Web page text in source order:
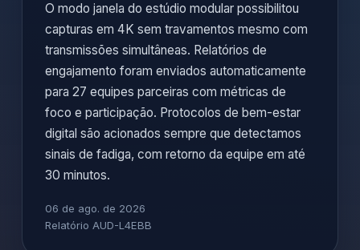
O modo janela do estúdio modular possibilitou
capturas em 4K sem travamentos mesmo com
transmissões simultâneas. Relatórios de
engajamento foram enviados automaticamente
para 27 equipes parceiras com métricas de
foco e participação. Protocolos de bem-estar
digital são acionados sempre que detectamos
sinais de fadiga, com retorno da equipe em até
30 minutos.
06 de ago. de 2026
Relatório AUD-L4EBB